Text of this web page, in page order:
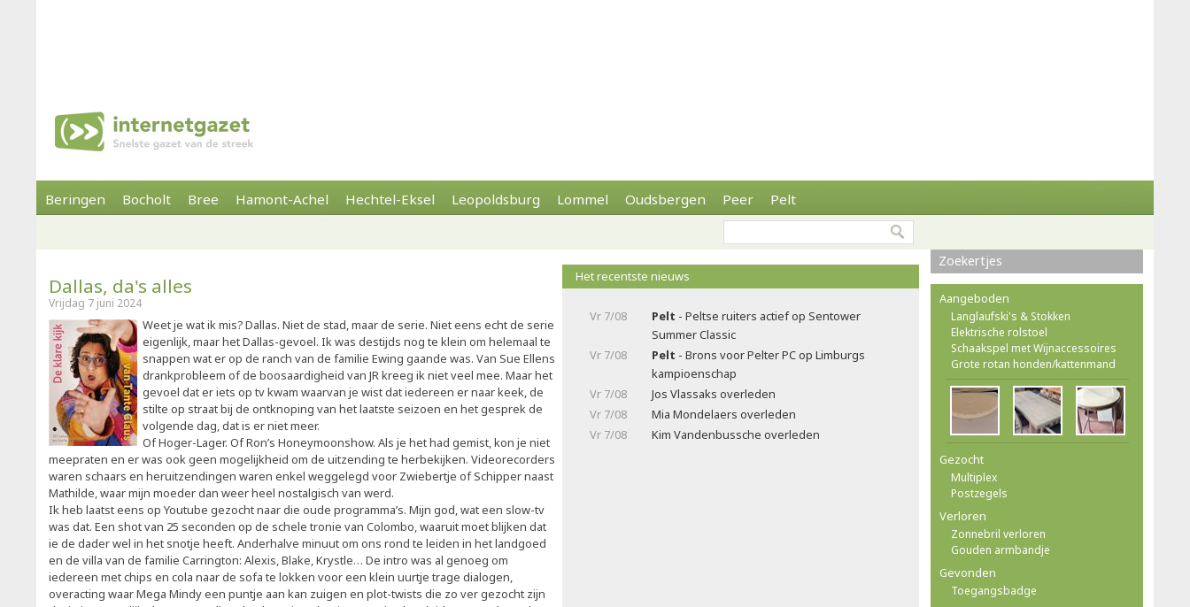
Beringen Bocholt Bree Hamont-Achel Hechtel-Eksel Leopoldsburg Lommel Oudsbergen Peer Pelt
Dallas, da's alles
Vrijdag 7 juni 2024
Weet je wat ik mis? Dallas. Niet de stad, maar de serie. Niet eens echt de serie
eigenlijk, maar het Dallas-gevoel. Ik was destijds nog te klein om helemaal te
snappen wat er op de ranch van de familie Ewing gaande was. Van Sue Ellens
drankprobleem of de boosaardigheid van JR kreeg ik niet veel mee. Maar het
gevoel dat er iets op tv kwam waarvan je wist dat iedereen er naar keek, de
stilte op straat bij de ontknoping van het laatste seizoen en het gesprek de
volgende dag, dat is er niet meer.
Of Hoger-Lager. Of Ron’s Honeymoonshow. Als je het had gemist, kon je niet
meepraten en er was ook geen mogelijkheid om de uitzending te herbekijken. Videorecorders
waren schaars en heruitzendingen waren enkel weggelegd voor Zwiebertje of Schipper naast
Mathilde, waar mijn moeder dan weer heel nostalgisch van werd.
Ik heb laatst eens op Youtube gezocht naar die oude programma’s. Mijn god, wat een slow-tv
was dat. Een shot van 25 seconden op de schele tronie van Colombo, waaruit moet blijken dat
ie de dader wel in het snotje heeft. Anderhalve minuut om ons rond te leiden in het landgoed
en de villa van de familie Carrington: Alexis, Blake, Krystle… De intro was al genoeg om
iedereen met chips en cola naar de sofa te lokken voor een klein uurtje trage dialogen,
overacting waar Mega Mindy een puntje aan kan zuigen en plot-twists die zo ver gezocht zijn
Het recentste nieuws
Vr 7/08 Pelt - Peltse ruiters actief op Sentower
Summer Classic
Vr 7/08
Pelt - Brons voor Pelter PC op Limburgs
kampioenschap
Vr 7/08
Jos Vlassaks overleden
Vr 7/08
Mia Mondelaers overleden
Vr 7/08
Kim Vandenbussche overleden
Zoekertjes
Aangeboden
Langlaufski's & Stokken
Elektrische rolstoel
Schaakspel met Wijnaccessoires
Grote rotan honden/kattenmand
Gezocht
Multiplex
Postzegels
Verloren
Zonnebril verloren
Gouden armbandje
Gevonden
Toegangsbadge